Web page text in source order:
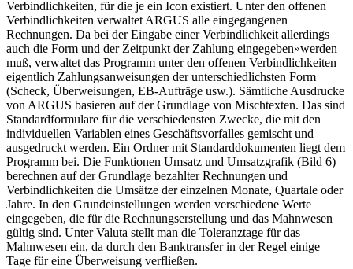
Verbindlichkeiten, für die je ein Icon existiert. Unter den offenen
Verbindlichkeiten verwaltet ARGUS alle eingegangenen
Rechnungen. Da bei der Eingabe einer Verbindlichkeit allerdings
auch die Form und der Zeitpunkt der Zahlung eingegeben»werden
muß, verwaltet das Programm unter den offenen Verbindlichkeiten
eigentlich Zahlungsanweisungen der unterschiedlichsten Form
(Scheck, Überweisungen, EB-Aufträge usw.). Sämtliche Ausdrucke
von ARGUS basieren auf der Grundlage von Mischtexten. Das sind
Standardformulare für die verschiedensten Zwecke, die mit den
individuellen Variablen eines Geschäftsvorfalles gemischt und
ausgedruckt werden. Ein Ordner mit Standarddokumenten liegt dem
Programm bei. Die Funktionen Umsatz und Umsatzgrafik (Bild 6)
berechnen auf der Grundlage bezahlter Rechnungen und
Verbindlichkeiten die Umsätze der einzelnen Monate, Quartale oder
Jahre. In den Grundeinstellungen werden verschiedene Werte
eingegeben, die für die Rechnungserstellung und das Mahnwesen
gültig sind. Unter Valuta stellt man die Toleranztage für das
Mahnwesen ein, da durch den Banktransfer in der Regel einige
Tage für eine Überweisung verfließen.